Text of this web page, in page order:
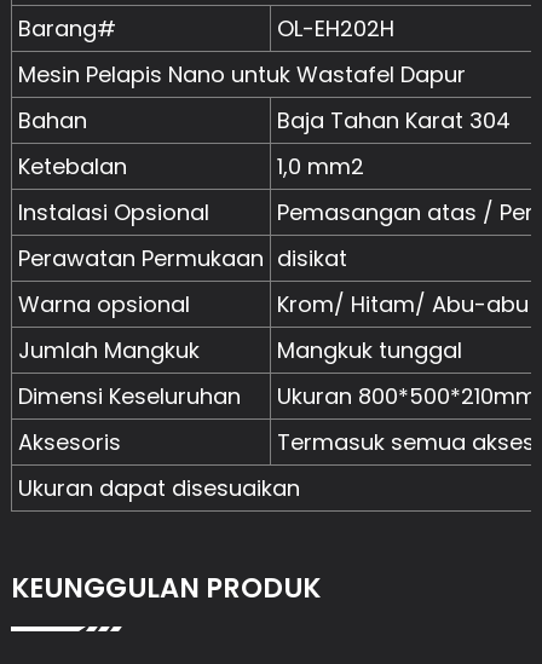
Barang#
OL-EH202H
Mesin Pelapis Nano untuk Wastafel Dapur
Bahan
Baja Tahan Karat 304
Ketebalan
1,0 mm2
Instalasi Opsional
Pemasangan atas /
Perawatan Permukaan disikat
Warna opsional
Krom/ Hitam/ Abu-abu
Jumlah Mangkuk
Mangkuk tunggal
Dimensi Keseluruhan
Ukuran 800*500*210mm
Aksesoris
Termasuk semua
Ukuran dapat disesuaikan
KEUNGGULAN PRODUK